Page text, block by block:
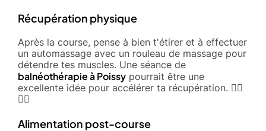
Récupération physique
Après la course, pense à bien t'étirer et à effectuer
un automassage avec un rouleau de massage pour
détendre tes muscles. Une séance de
balnéothérapie à Poissy pourrait être une
excellente idée pour accélérer ta récupération. 🏊‍♂️
🧘‍♀️
Alimentation post-course